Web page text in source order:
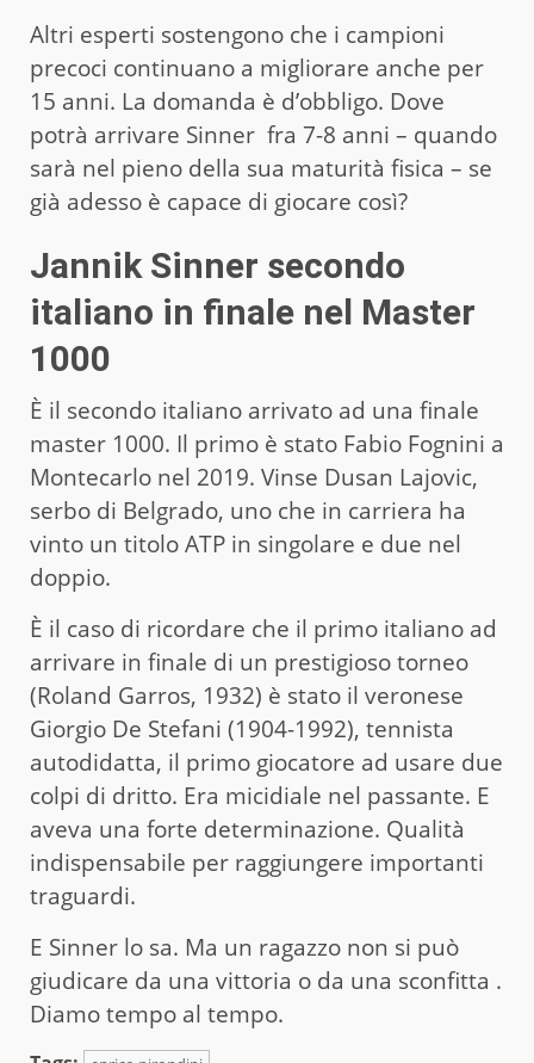
Altri esperti sostengono che i campioni
precoci continuano a migliorare anche per
15 anni. La domanda è d’obbligo. Dove
potrà arrivare Sinner fra 7-8 anni – quando
sarà nel pieno della sua maturità fisica – se
già adesso è capace di giocare così?
Jannik Sinner secondo
italiano in finale nel Master
1000
È il secondo italiano arrivato ad una finale
master 1000. Il primo è stato Fabio Fognini a
Montecarlo nel 2019. Vinse Dusan Lajovic,
serbo di Belgrado, uno che in carriera ha
vinto un titolo ATP in singolare e due nel
doppio.
È il caso di ricordare che il primo italiano ad
arrivare in finale di un prestigioso torneo
(Roland Garros, 1932) è stato il veronese
Giorgio De Stefani (1904-1992), tennista
autodidatta, il primo giocatore ad usare due
colpi di dritto. Era micidiale nel passante. E
aveva una forte determinazione. Qualità
indispensabile per raggiungere importanti
traguardi.
E Sinner lo sa. Ma un ragazzo non si può
giudicare da una vittoria o da una sconfitta .
Diamo tempo al tempo.